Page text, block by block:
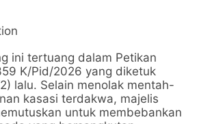
ini tertuang dalam Petikan
K/Pid/2026 yang diketuk
lalu. Selain menolak mentah-
kasasi terdakwa, majelis
untuk membebankan